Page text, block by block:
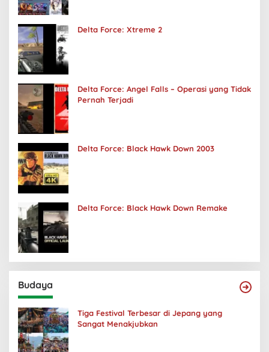
Delta Force: Xtreme 2
Delta Force: Angel Falls – Operasi yang Tidak
Pernah Terjadi
Delta Force: Black Hawk Down 2003
Delta Force: Black Hawk Down Remake
Budaya
Tiga Festival Terbesar di Jepang yang
Sangat Menakjubkan